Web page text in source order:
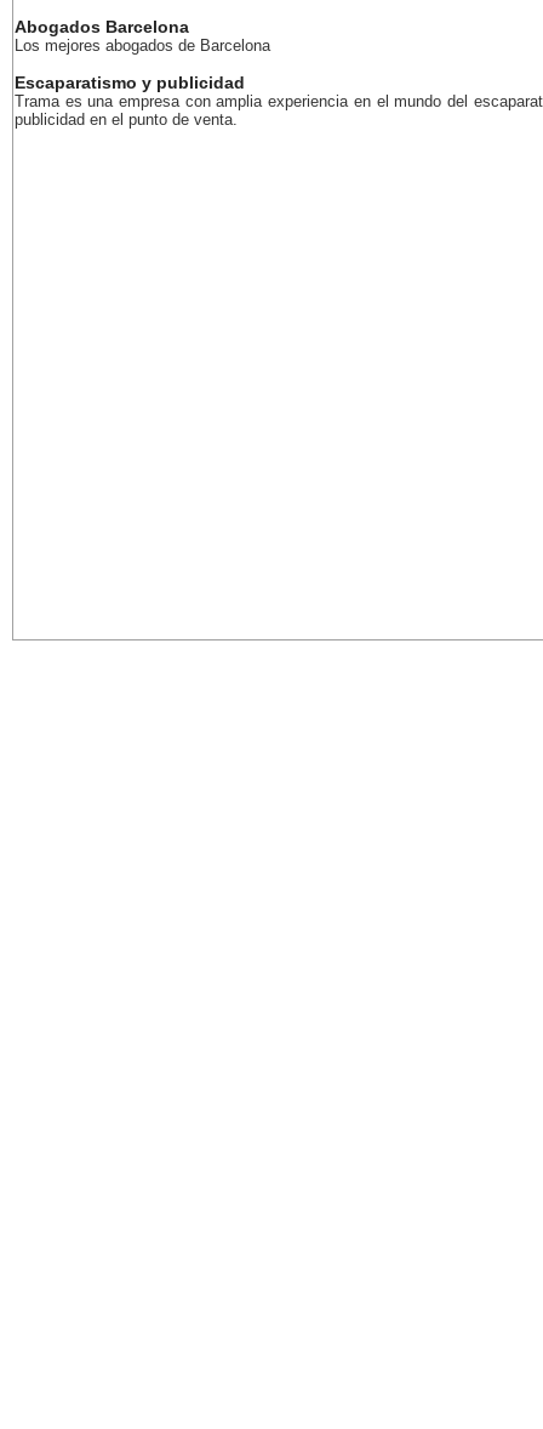
Abogados Barcelona
Los mejores abogados de Barcelona
Escaparatismo y publicidad
Trama es una empresa con amplia experiencia en el mundo del
publicidad en el punto de venta.